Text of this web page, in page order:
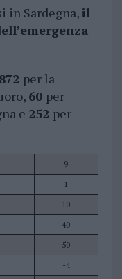
in Sardegna,il
872 per la
60 per
e 252 per
9
1
10
40
50
-4